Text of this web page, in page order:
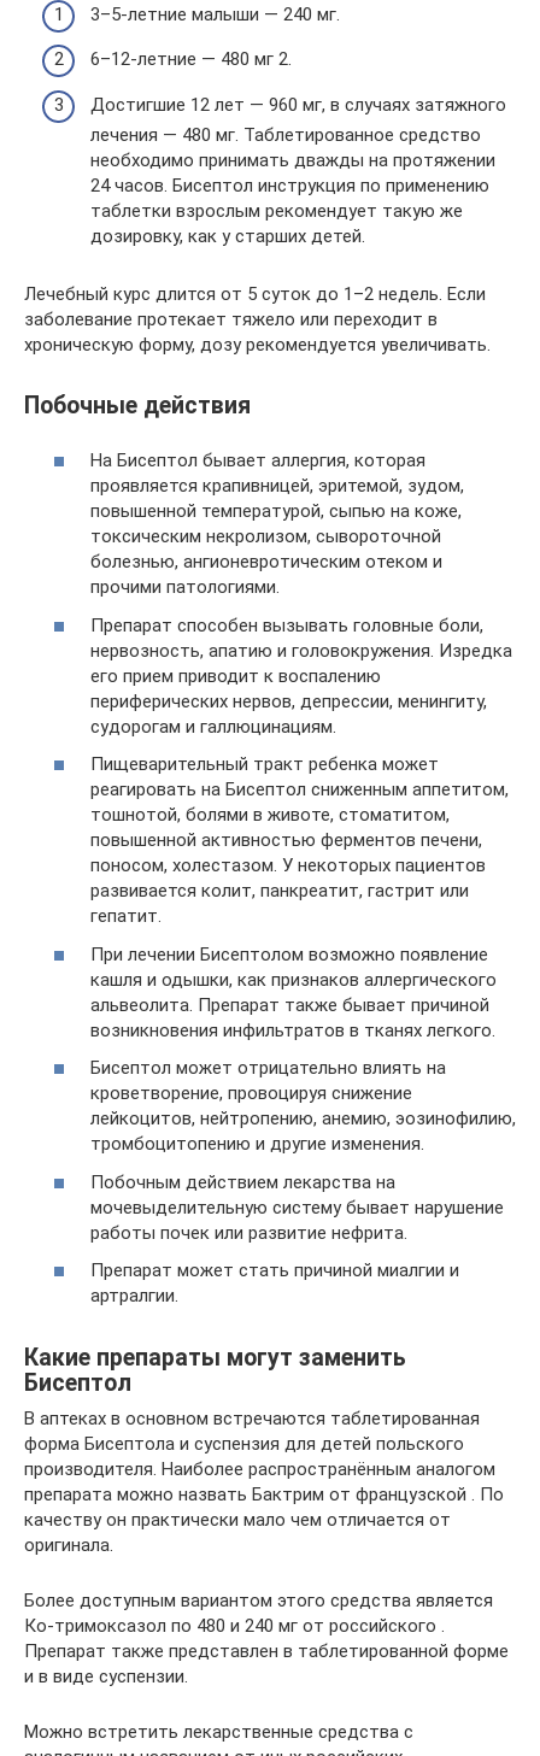
3–5-летние малыши — 240 мг.
6–12-летние — 480 мг 2.
Достигшие 12 лет — 960 мг, в случаях затяжного
лечения — 480 мг. Таблетированное средство
необходимо принимать дважды на протяжении
24 часов. Бисептол инструкция по применению
таблетки взрослым рекомендует такую же
дозировку, как у старших детей.
Лечебный курс длится от 5 суток до 1–2 недель. Если
заболевание протекает тяжело или переходит в
хроническую форму, дозу рекомендуется увеличивать.
Побочные действия
На Бисептол бывает аллергия, которая
проявляется крапивницей, эритемой, зудом,
повышенной температурой, сыпью на коже,
токсическим некролизом, сывороточной
болезнью, ангионевротическим отеком и
прочими патологиями.
Препарат способен вызывать головные боли,
нервозность, апатию и головокружения. Изредка
его прием приводит к воспалению
периферических нервов, депрессии, менингиту,
судорогам и галлюцинациям.
Пищеварительный тракт ребенка может
реагировать на Бисептол сниженным аппетитом,
тошнотой, болями в животе, стоматитом,
повышенной активностью ферментов печени,
поносом, холестазом. У некоторых пациентов
развивается колит, панкреатит, гастрит или
гепатит.
При лечении Бисептолом возможно появление
кашля и одышки, как признаков аллергического
альвеолита. Препарат также бывает причиной
возникновения инфильтратов в тканях легкого.
Бисептол может отрицательно влиять на
кроветворение, провоцируя снижение
лейкоцитов, нейтропению, анемию, эозинофилию,
тромбоцитопению и другие изменения.
Побочным действием лекарства на
мочевыделительную систему бывает нарушение
работы почек или развитие нефрита.
Препарат может стать причиной миалгии и
артралгии.
Какие препараты могут заменить
Бисептол
В аптеках в основном встречаются таблетированная
форма Бисептола и суспензия для детей польского
производителя. Наиболее распространённым аналогом
препарата можно назвать Бактрим от французской . По
качеству он практически мало чем отличается от
оригинала.
Более доступным вариантом этого средства является
Ко-тримоксазол по 480 и 240 мг от российского .
Препарат также представлен в таблетированной форме
и в виде суспензии.
Можно встретить лекарственные средства с